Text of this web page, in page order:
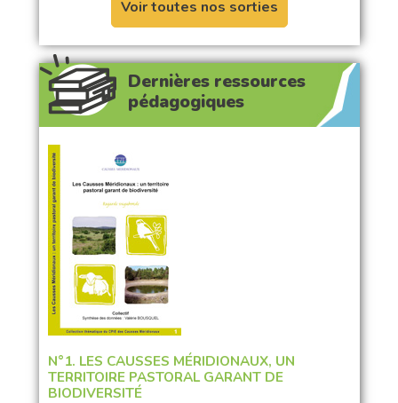
Voir toutes nos sorties
Dernières ressources
pédagogiques
N°1. LES CAUSSES MÉRIDIONAUX, UN
TERRITOIRE PASTORAL GARANT DE
BIODIVERSITÉ